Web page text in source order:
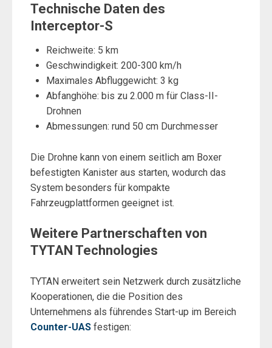
Technische Daten des
Interceptor-S
Reichweite: 5 km
Geschwindigkeit: 200-300 km/h
Maximales Abfluggewicht: 3 kg
Abfanghöhe: bis zu 2.000 m für Class-II-
Drohnen
Abmessungen: rund 50 cm Durchmesser
Die Drohne kann von einem seitlich am Boxer
befestigten Kanister aus starten, wodurch das
System besonders für kompakte
Fahrzeugplattformen geeignet ist.
Weitere Partnerschaften von
TYTAN Technologies
TYTAN erweitert sein Netzwerk durch zusätzliche
Kooperationen, die die Position des
Unternehmens als führendes Start-up im Bereich
Counter-UAS festigen: